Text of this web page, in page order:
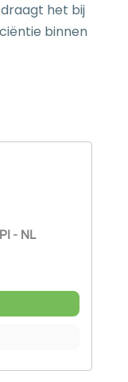
het bij
binnen
- NL